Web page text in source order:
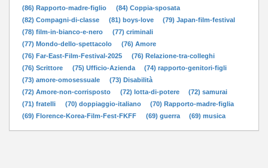
(86) Rapporto-madre-figlio
(84) Coppia-sposata
(82) Compagni-di-classe
(81) boys-love
(79) Japan-film-festival
(78) film-in-bianco-e-nero
(77) criminali
(77) Mondo-dello-spettacolo
(76) Amore
(76) Far-East-Film-Festival-2025
(76) Relazione-tra-colleghi
(76) Scrittore
(75) Ufficio-Azienda
(74) rapporto-genitori-figli
(73) amore-omosessuale
(73) Disabilità
(72) Amore-non-corrisposto
(72) lotta-di-potere
(72) samurai
(71) fratelli
(70) doppiaggio-italiano
(70) Rapporto-madre-figlia
(69) Florence-Korea-Film-Fest-FKFF
(69) guerra (69) musica